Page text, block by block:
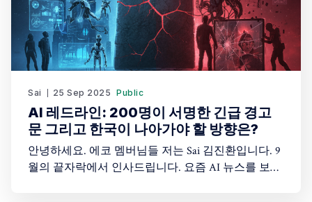
Sai 25 Sep 2025 Public
AI 레드라인: 200명이 서명한 긴급 경고
문 그리고 한국이 나아가야 할 방향은?
안녕하세요. 에코 멤버님들 저는 Sai 김진환입니다. 9
월의 끝자락에서 인사드립니다. 요즘 AI 뉴스를 보면